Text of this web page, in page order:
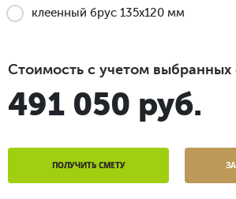
клеенный брус 135x120 мм
Стоимость с учетом
491 050 руб.
ПОЛУЧИТЬ СМЕТУ